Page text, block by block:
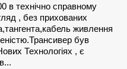
в технічно справному
, без прихованих
живлення
був
Технологіях , є